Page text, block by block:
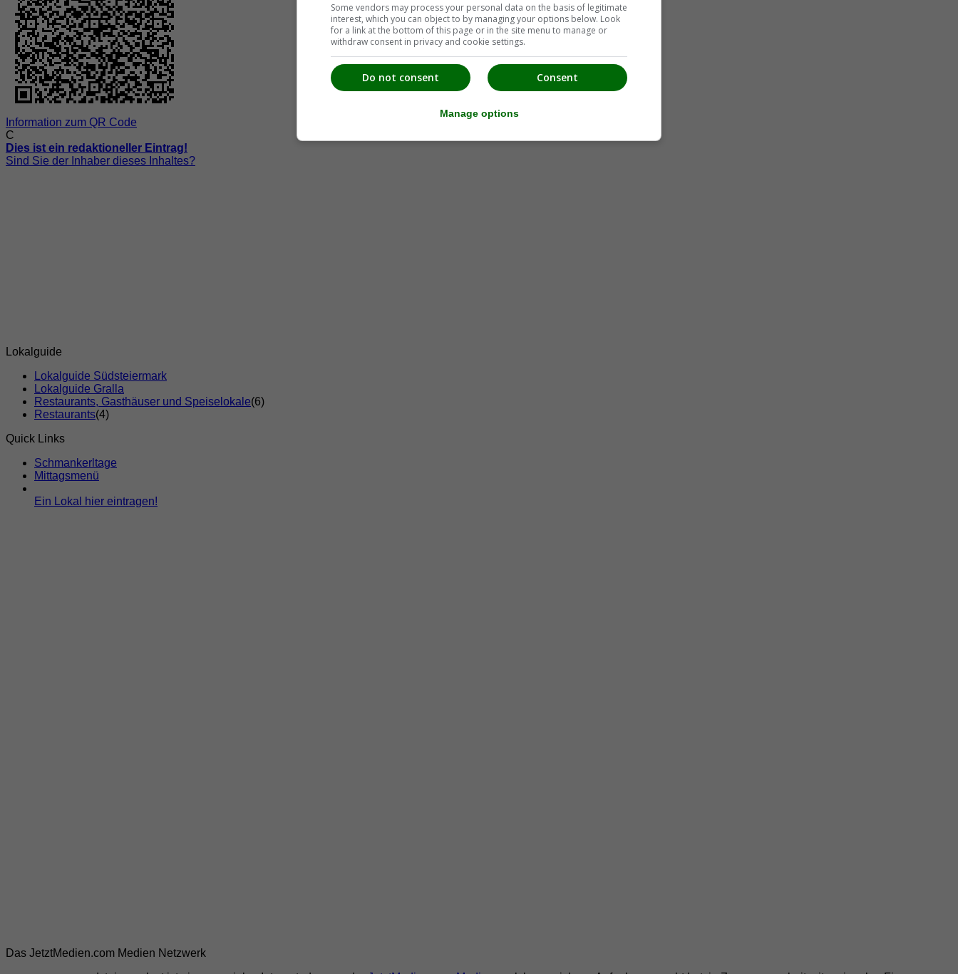
Information zum QR Code
C
Dies ist ein redaktioneller Eintrag!
Sind Sie der Inhaber dieses Inhaltes?
Lokalguide
Lokalguide Südsteiermark
Lokalguide Gralla
Restaurants, Gasthäuser und Speiselokale(6)
Restaurants(4)
Quick Links
Schmankerltage
Mittagsmenü
Ein Lokal hier eintragen!
Das JetztMedien.com Medien Netzwerk
Some vendors may process your personal data on the basis of legitimate
interest, which you can object to by managing your options below. Look
for a link at the bottom of this page or in the site menu to manage or
withdraw consent in privacy and cookie settings.
Consent
Do not consent
Manage options